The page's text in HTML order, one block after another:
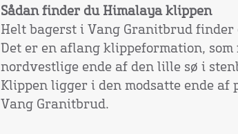
Sådan finder du Himalaya klippen
Helt bagerst i Vang Granitbrud finder
Det er en aflang klippeformation, som
nordvestlige ende af den lille sø i
Klippen ligger i den modsatte ende af
Vang Granitbrud.